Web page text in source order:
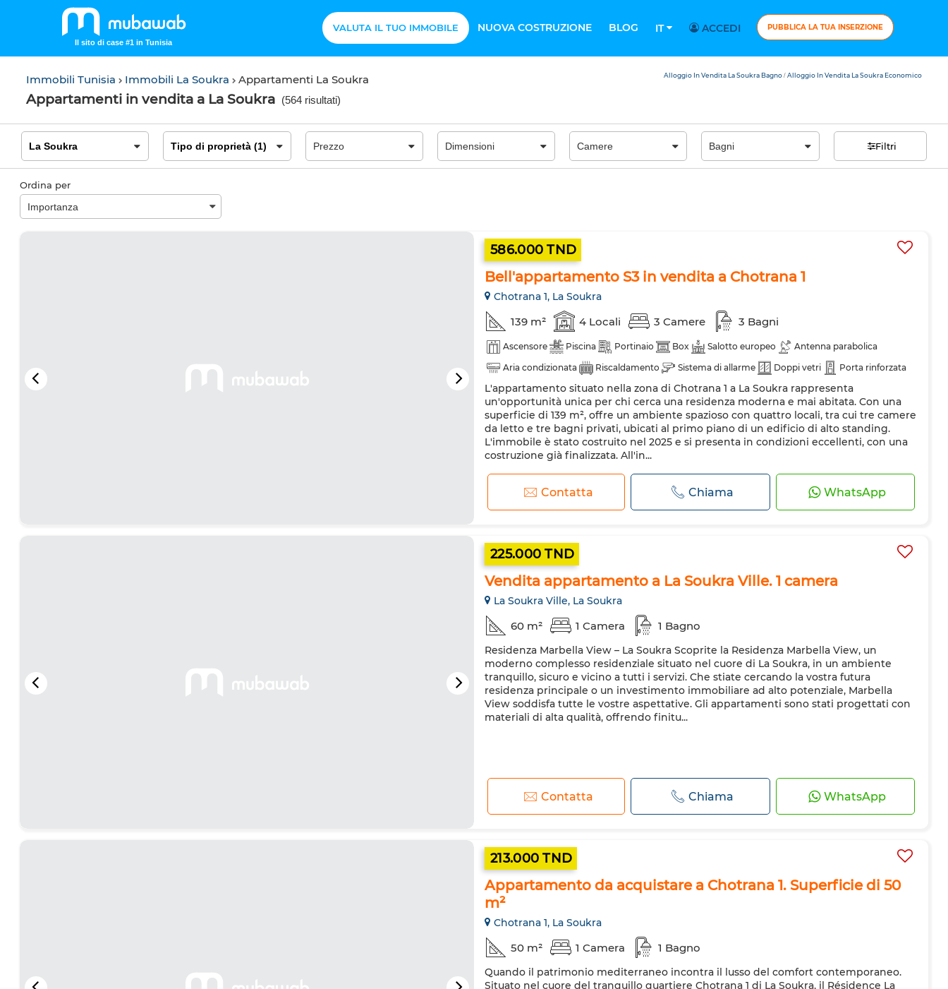
Il sito di case #1 in Tunisia
VALUTA IL TUO IMMOBILE NUOVA COSTRUZIONE BLOG IT ACCEDI PUBBLICA LA TUA INSERZIONE
Immobili Tunisia Immobili La Soukra Appartamenti La Soukra
Appartamenti in vendita a La Soukra (564 risultati)
Alloggio In Vendita La Soukra Bagno / Alloggio In Vendita La Soukra Economico
Filtri
Ordina per
586.000 TND
Bell'appartamento S3 in vendita a Chotrana 1
Chotrana 1, La Soukra
139 m² 4 Locali 3 Camere 3 Bagni
Ascensore Piscina Portinaio Box Salotto europeo
Antenna parabolica
Aria condizionata
Riscaldamento Sistema di allarme Doppi vetri
Porta rinforzata
Cucina attrezzata
Forno
L'appartamento situato nella zona di Chotrana 1 a La Soukra rappresenta
un'opportunità unica per chi cerca una residenza moderna e mai abitata. Con una
superficie di 139 m², offre un ambiente spazioso con quattro locali, tra cui tre camere
da letto e tre bagni privati, ubicati al primo piano di un edificio di alto standing.
L'immobile è stato costruito nel 2025 e si presenta in condizioni eccellenti, con una
costruzione già finalizzata. All'in...
Contatta Chiama WhatsApp
225.000 TND
Vendita appartamento a La Soukra Ville. 1 camera
La Soukra Ville, La Soukra
60 m² 1 Camera 1 Bagno
Residenza Marbella View – La Soukra Scoprite la Residenza Marbella View, un
moderno complesso residenziale situato nel cuore di La Soukra, in un ambiente
tranquillo, sicuro e vicino a tutti i servizi. Che stiate cercando la vostra futura
residenza principale o un investimento immobiliare ad alto potenziale, Marbella
View soddisfa tutte le vostre aspettative. Gli appartamenti sono stati progettati con
materiali di alta qualità, offrendo finitu...
Contatta Chiama WhatsApp
213.000 TND
Appartamento da acquistare a Chotrana 1. Superficie di 50
m²
Chotrana 1, La Soukra
50 m² 1 Camera 1 Bagno
Quando il patrimonio mediterraneo incontra il lusso del comfort contemporaneo.
Situato nel cuore del tranquillo quartiere Chotrana 1 di La Soukra, il Résidence La